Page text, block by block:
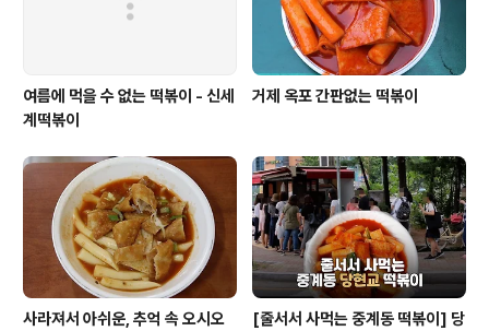
여름에 먹을 수 없는 떡볶이 - 신세
계떡볶이
거제 옥포 간판없는 떡볶이
사라져서 아쉬운, 추억 속 오시오
[줄서서 사먹는 중계동 떡볶이] 당